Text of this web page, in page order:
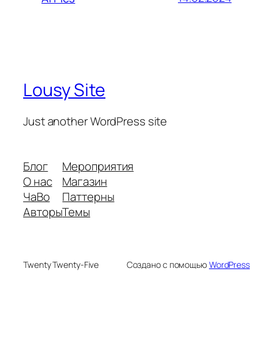
Lousy Site
Just another WordPress site
Блог
О нас
ЧаВо
Авторы
Мероприятия
Магазин
Паттерны
Темы
Twenty Twenty-Five Создано с помощьюWordPress